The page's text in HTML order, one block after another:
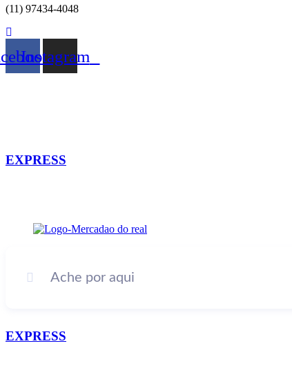
(11) 97434-4048
Instagram
EXPRESS
EXPRESS